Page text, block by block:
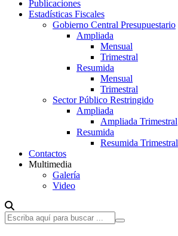
Publicaciones
Estadísticas Fiscales
Gobierno Central Presupuestario
Ampliada
Mensual
Trimestral
Resumida
Mensual
Trimestral
Sector Público Restringido
Ampliada
Ampliada Trimestral
Resumida
Resumida Trimestral
Contactos
Multimedia
Galería
Video